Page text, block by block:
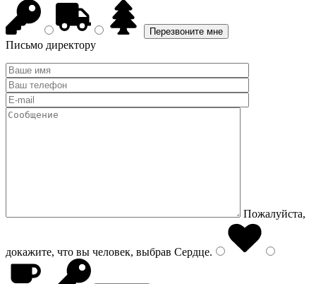
Письмо директору
Пожалуйста,
докажите, что вы человек, выбрав Сердце.